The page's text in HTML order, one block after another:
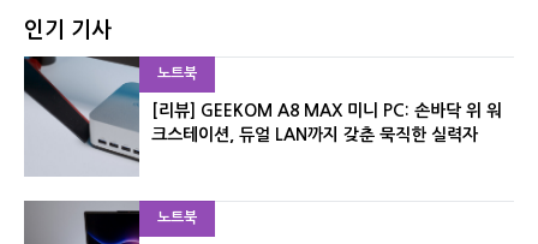
인기 기사
노트북
[리뷰] GEEKOM A8 MAX 미니 PC: 손바닥 위 워
크스테이션, 듀얼 LAN까지 갖춘 묵직한 실력자
노트북